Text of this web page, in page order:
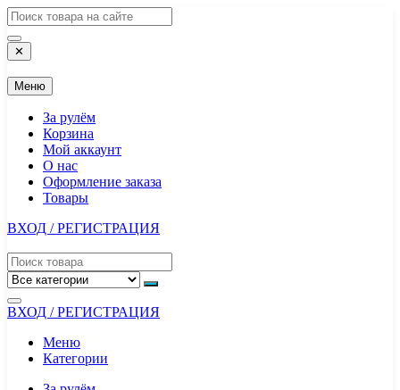
Перейти
к
содержимому
✕
Меню
За рулём
Корзина
Мой аккаунт
О нас
Оформление заказа
Товары
ВХОД / РЕГИСТРАЦИЯ
ВХОД / РЕГИСТРАЦИЯ
Меню
Категории